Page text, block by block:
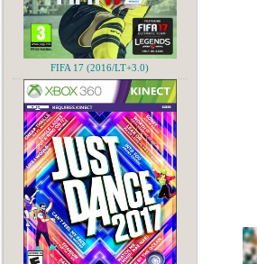
FIFA 17 (2016/LT+3.0)